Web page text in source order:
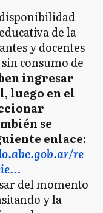
de la
y docentes
consumo de
ingresar
luego en el
se
enlace:
re
del momento
y la